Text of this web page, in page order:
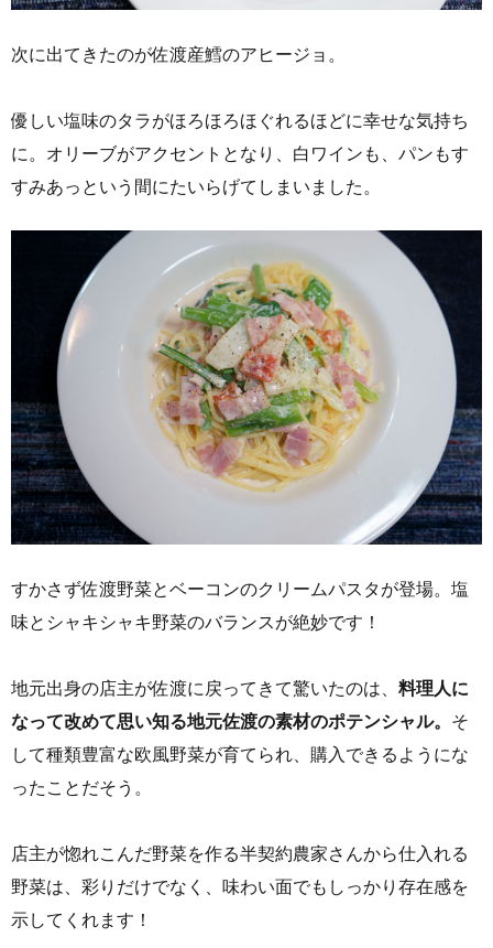
次に出てきたのが佐渡産鱈のアヒージョ。
優しい塩味のタラがほろほろほぐれるほどに幸せな気持ち
に。オリーブがアクセントとなり、白ワインも、パンもす
すみあっという間にたいらげてしまいました。
すかさず佐渡野菜とベーコンのクリームパスタが登場。塩
味とシャキシャキ野菜のバランスが絶妙です！
地元出身の店主が佐渡に戻ってきて驚いたのは、 料理人に
なって改めて思い知る地元佐渡の素材のポテンシャル。 そ
して種類豊富な欧風野菜が育てられ、購入できるようにな
ったことだそう。
店主が惚れこんだ野菜を作る半契約農家さんから仕入れる
野菜は、彩りだけでなく、味わい面でもしっかり存在感を
示してくれます！